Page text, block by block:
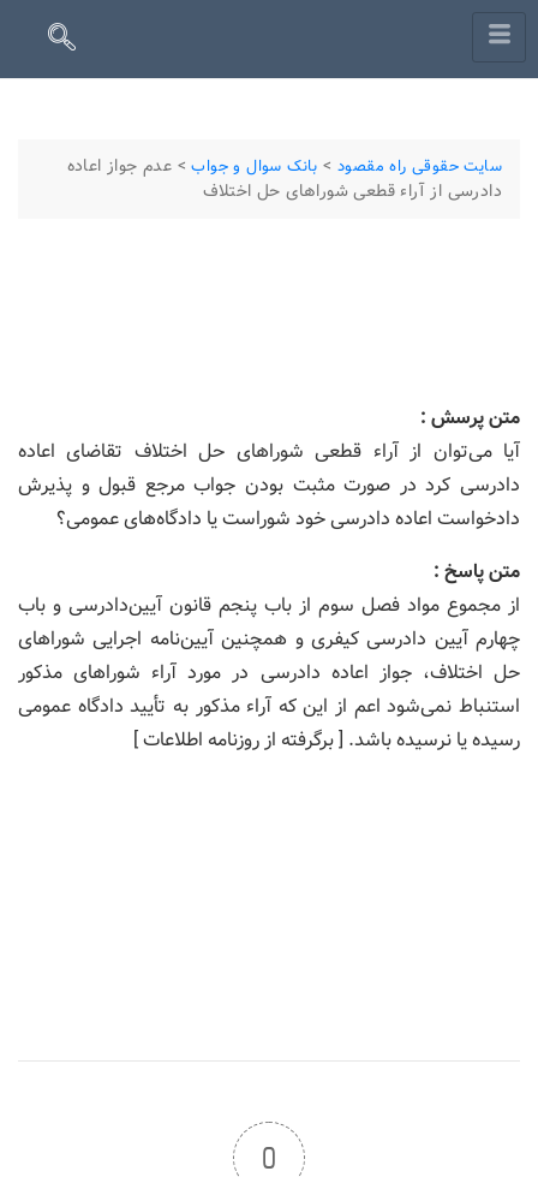
سایت حقوقی راه مقصود > بانک سوال و جواب> عدم جواز اعاده
دادرسی از آراء قطعی شوراهای حل اختلاف
متن پرسش :
آیا می‌توان از آراء قطعی شوراهای حل اختلاف تقاضای اعاده
دادرسی كرد در صورت مثبت بودن جواب مرجع قبول و پذیرش
دادخواست اعاده دادرسی خود شوراست یا دادگاه‌های عمومی؟
متن پاسخ :
از مجموع مواد فصل سوم از باب پنجم قانون آیین‌دادرسی و باب
چهارم آیین دادرسی كیفری و همچنین آیین‌نامه اجرایی شوراهای
حل اختلاف، جواز اعاده دادرسی در مورد آراء شوراهای مذكور
استنباط نمی‌شود اعم از این كه آراء مذكور به تأیید دادگاه عمومی
رسیده یا نرسیده باشد. [ برگرفته از روزنامه اطلاعات ]
0